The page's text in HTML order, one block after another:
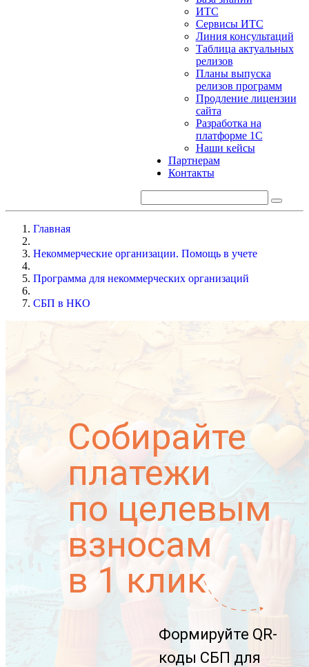
ИТС
Сервисы ИТС
Линия консультаций
Таблица актуальных
релизов
Планы выпуска
релизов программ
Продление лицензии
сайта
Разработка на
платформе 1С
Наши кейсы
Партнерам
Контакты
Главная
Некоммерческие организации. Помощь в учете
Программа для некоммерческих организаций
СБП в НКО
Собирайте
платежи
по целевым
взносам
в 1 клик
Формируйте QR-
коды СБП для